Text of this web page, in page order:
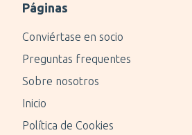
Páginas
Conviértase en socio
Preguntas frequentes
Sobre nosotros
Inicio
Política de Cookies